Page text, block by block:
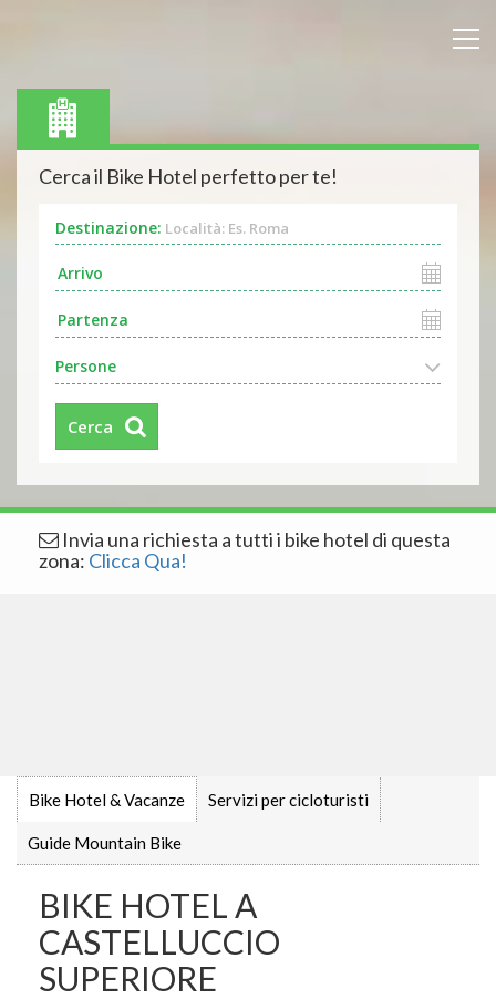
Cerca il Bike Hotel perfetto per te!
Destinazione: Località: Es. Roma
Persone
Cerca
Invia una richiesta a tutti i bike hotel di questa
zona: Clicca Qua!
Bike Hotel & Vacanze Servizi per cicloturisti
Guide Mountain Bike
BIKE HOTEL A
CASTELLUCCIO
SUPERIORE